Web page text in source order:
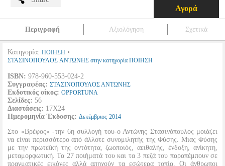
Αγορά
Περιγραφή Αξιολόγηση Σχετικά
Κατηγορία: ΠΟΙΗΣΗ •
ΣΤΑΣΙΝΟΠΟΥΛΟΣ ΑΝΤΩΝΗΣ στην κατηγορία ΠΟΙΗΣΗ
ISBN: 978-960-553-024-2
Συγγραφέας: ΣΤΑΣΙΝΟΠΟΥΛΟΣ ΑΝΤΩΝΗΣ
Εκδοτικός οίκος: OPPORTUNA
Σελίδες: 56
Διαστάσεις: 17Χ24
Ημερομηνία Έκδοσης: Δεκέμβριος 2014
Στο «Βρέφος» -την 6η συλλογή του-ο Αντώνης Στασινόπουλος μοιάζει
να είναι περισσότερο από άλλοτε συνομιλητής της Φύσης. Μιας Φύσης
με την πρωτεϊκή της οντότητα, ζωοποιός, αειθαλής, ένδοξη, ανίκητη,
μεταμορφωτική. Τα 27 ποιήματά του και τα 3 πεζά του παραπέμπουν σε
πραγματικές εικόνες αλλά απηχούν τα εσώτερα τοπία. Οι άνθρωποι